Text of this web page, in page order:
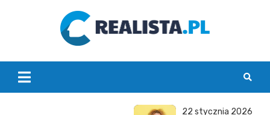
realista.pl